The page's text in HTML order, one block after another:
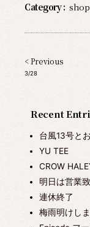
Recent
台風13号と
YU TEE
CROW
明日は営業致
連休終了
梅雨明けしま
Category :
< Previous
3/28